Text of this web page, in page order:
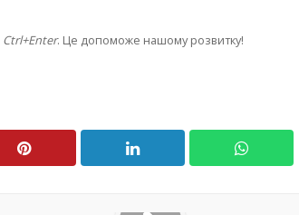
Ctrl+Enter. Це допоможе нашому розвитку!